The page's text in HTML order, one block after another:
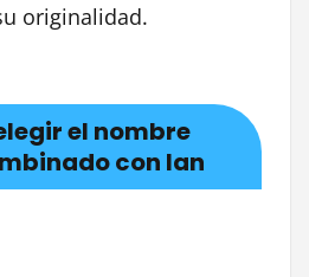
originalidad.
el nombre
con Ian